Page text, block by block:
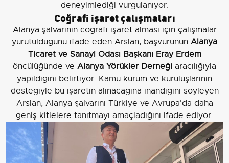
deneyimlediği vurgulanıyor.
Coğrafi işaret çalışmaları
Alanya şalvarının coğrafi işaret alması için çalışmalar
yürütüldüğünü ifade eden Arslan, başvurunun Alanya
Ticaret ve Sanayi Odası Başkanı Eray Erdem
öncülüğünde ve Alanya Yörükler Derneği aracılığıyla
yapıldığını belirtiyor. Kamu kurum ve kuruluşlarının
desteğiyle bu işaretin alınacağına inandığını söyleyen
Arslan, Alanya şalvarını Türkiye ve Avrupa'da daha
geniş kitlelere tanıtmayı amaçladığını ifade ediyor.